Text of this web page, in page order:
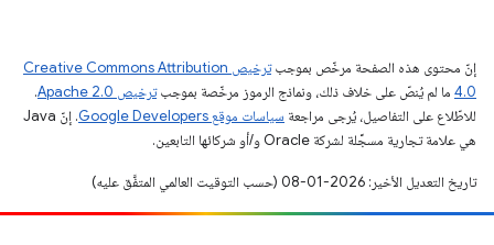
إنّ محتوى هذه الصفحة مرخّص بموجب
ترخيص Creative Commons Attribution
4.0‏ ما لم يُنصّ على خلاف ذلك، ونماذج الرموز مرخّصة بموجبترخيص Apache 2.0‏
.
للاطّلاع على التفاصيل، يُرجى مراجعة سياسات موقع Google Developers‏
. إنّ Java
هي علامة تجارية مسجَّلة لشركة Oracle و/أو شركائها التابعين.
تاريخ التعديل الأخير: 2026-01-08 (حسب التوقيت العالمي المتفَّق عليه)